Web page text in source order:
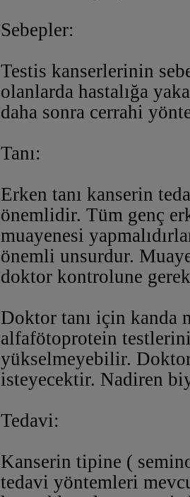
Sebepler:
Testis kanserlerinin
olanlarda hastalığa
daha sonra cerrahi
Tanı:
Erken tanı kanserin
önemlidir. Tüm genç
muayenesi
önemli unsurdur.
doktor kontrolune
Doktor tanı için kanda
alfafötoprotein
yükselmeyebilir.
isteyecektir. Nadiren
Tedavi:
Kanserin tipine (
tedavi yöntemleri